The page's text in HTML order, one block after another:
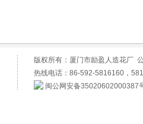
版权所有：厦门市励盈人造花厂
热线电话：86-592-5816160，
闽公网安备35020602000387